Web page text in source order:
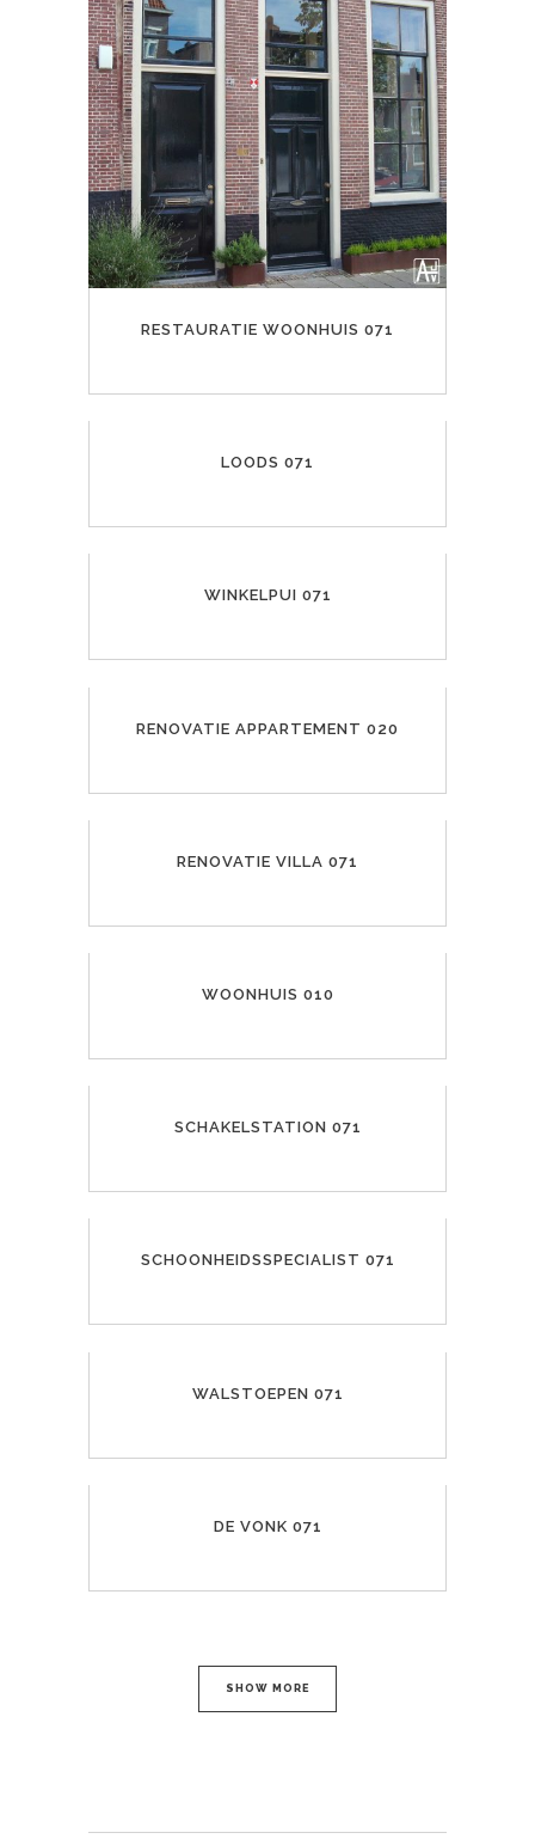
RESTAURATIE WOONHUIS 071
LOODS 071
WINKELPUI 071
RENOVATIE APPARTEMENT 020
RENOVATIE VILLA 071
WOONHUIS 010
SCHAKELSTATION 071
SCHOONHEIDSSPECIALIST 071
WALSTOEPEN 071
DE VONK 071
SHOW MORE